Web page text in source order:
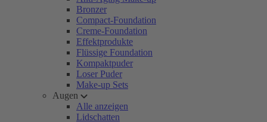
Bronzer
Compact-Foundation
Creme-Foundation
Effektprodukte
Flüssige Foundation
Kompaktpuder
Loser Puder
Make-up Sets
Augen
Alle anzeigen
Lidschatten